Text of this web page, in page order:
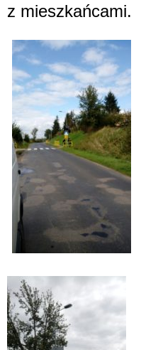
z mieszkańcami.